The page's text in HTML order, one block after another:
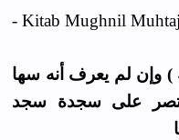
- Kitab Mughnil
) وإن لم يعرف أنه سها
على سجدة سجد